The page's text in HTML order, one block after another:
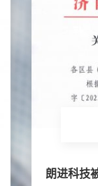
朗进科技被